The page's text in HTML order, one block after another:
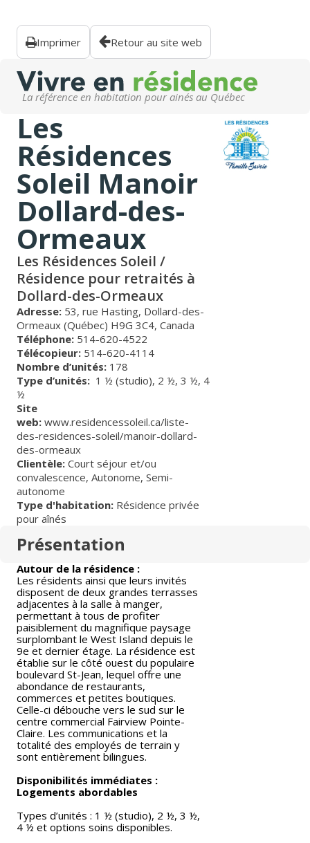
Imprimer Retour au site web
La référence en habitation pour ainés au Québec
Les
Résidences
Soleil Manoir
Dollard-des-
Ormeaux
Les Résidences Soleil /
Résidence pour retraités à
Dollard-des-Ormeaux
Adresse: 53, rue Hasting, Dollard-des-
Ormeaux (Québec) H9G 3C4, Canada
Téléphone: 514-620-4522
Télécopieur: 514-620-4114
Nombre d’unités: 178
Type d’unités: 1 ½ (studio), 2 ½, 3 ½, 4
½
Site
web: www.residencessoleil.ca/liste-
des-residences-soleil/manoir-dollard-
des-ormeaux
Clientèle: Court séjour et/ou
convalescence, Autonome, Semi-
autonome
Type d'habitation: Résidence privée
pour aînés
Présentation
Autour de la résidence :
Les résidents ainsi que leurs invités
disposent de deux grandes terrasses
adjacentes à la salle à manger,
permettant à tous de profiter
paisiblement du magnifique paysage
surplombant le West Island depuis le
9e et dernier étage. La résidence est
établie sur le côté ouest du populaire
boulevard St-Jean, lequel offre une
abondance de restaurants,
commerces et petites boutiques.
Celle-ci débouche vers le sud sur le
centre commercial Fairview Pointe-
Claire. Les communications et la
totalité des employés de terrain y
sont entièrement bilingues.
Disponibilités immédiates :
Logements abordables
Types d’unités : 1 ½ (studio), 2 ½, 3 ½,
4 ½ et options soins disponibles.